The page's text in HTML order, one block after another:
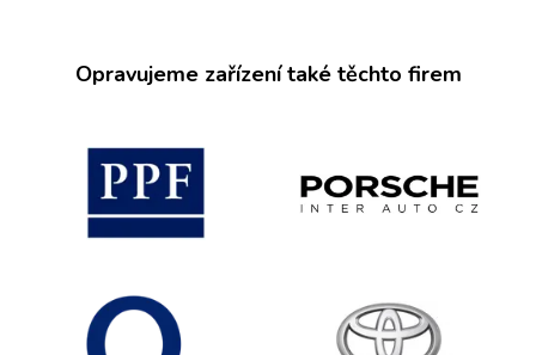
Opravujeme zařízení také těchto firem